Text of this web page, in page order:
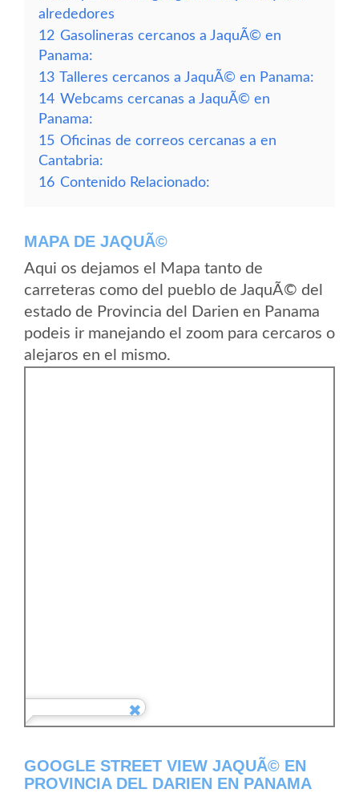
alrededores
12 Gasolineras cercanos a JaquÃ© en
Panama:
13 Talleres cercanos a JaquÃ© en Panama:
14 Webcams cercanas a JaquÃ© en
Panama:
15 Oficinas de correos cercanas a en
Cantabria:
16 Contenido Relacionado:
MAPA DE JAQUÃ©
Aqui os dejamos el Mapa tanto de
carreteras como del pueblo de JaquÃ© del
estado de Provincia del Darien en Panama
podeis ir manejando el zoom para cercaros o
alejaros en el mismo.
GOOGLE STREET VIEW JAQUÃ© EN
PROVINCIA DEL DARIEN EN PANAMA